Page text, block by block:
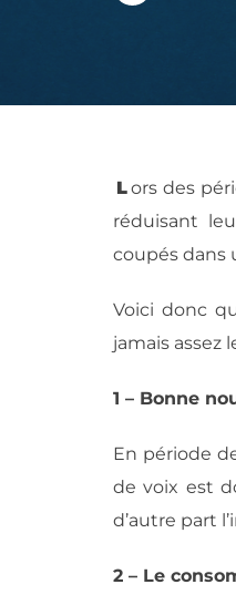
Lors des
réduisant
coupés dans
Voici donc
jamais assez
1 – Bonne
En période
de voix est
d’autre part
2 – Le